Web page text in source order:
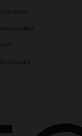
Carrières
Newsletter
APP
Boutiques